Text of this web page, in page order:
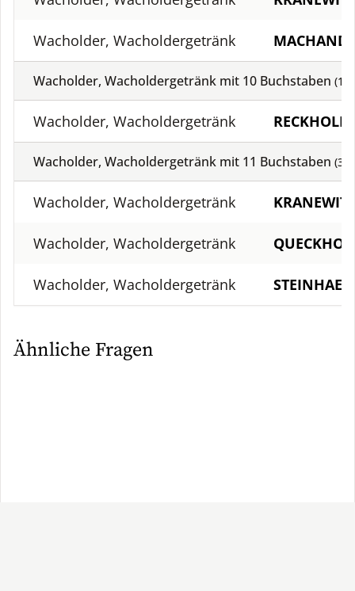
Wacholder, Wacholdergetränk
Wacholder, Wacholdergetränk mit 10 Buchstaben (1
Wacholder, Wacholdergetränk
Wacholder, Wacholdergetränk mit 11 Buchstaben (3
Wacholder, Wacholdergetränk
Wacholder, Wacholdergetränk
Wacholder, Wacholdergetränk
Ähnliche Fragen